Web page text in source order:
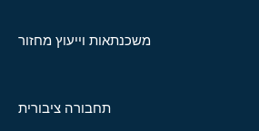
משכנתאות וייעוץ מחזור
תחבורה ציבורית